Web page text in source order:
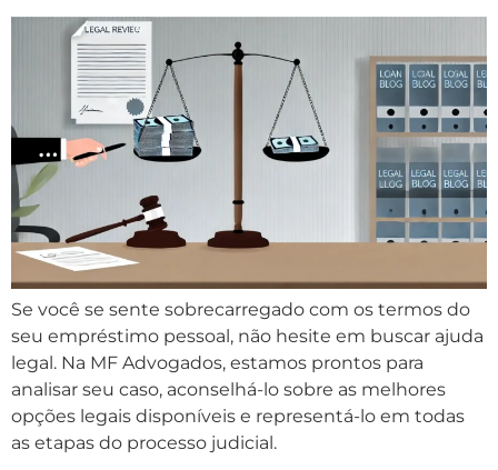
Se você se sente sobrecarregado com os termos do
seu empréstimo pessoal, não hesite em buscar ajuda
legal. Na MF Advogados, estamos prontos para
analisar seu caso, aconselhá-lo sobre as melhores
opções legais disponíveis e representá-lo em todas
as etapas do processo judicial.